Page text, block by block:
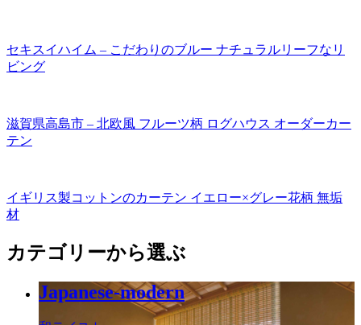
セキスイハイム – こだわりのブルー ナチュラルリーフなリ
ビング
滋賀県高島市 – 北欧風 フルーツ柄 ログハウス オーダーカー
テン
イギリス製コットンのカーテン イエロー×グレー花柄 無垢
材
カテゴリーから選ぶ
Japanese-modern